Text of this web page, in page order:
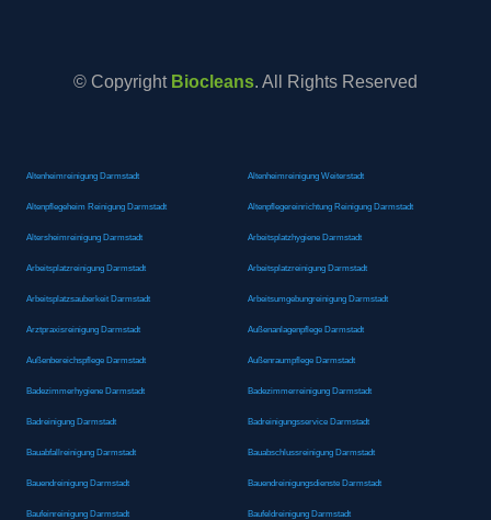
© Copyright Biocleans. All Rights Reserved
Altenheimreinigung Darmstadt Altenheimreinigung Weiterstadt
Altenpflegeheim Reinigung Darmstadt Altenpflegereinrichtung Reinigung Darmstadt
Altersheimreinigung Darmstadt Arbeitsplatzhygiene Darmstadt
Arbeitsplatzreinigung Darmstadt Arbeitsplatzreinigung Darmstadt
Arbeitsplatzsauberkeit Darmstadt Arbeitsumgebungreinigung Darmstadt
Arztpraxisreinigung Darmstadt Außenanlagenpflege Darmstadt
Außenbereichspflege Darmstadt Außenraumpflege Darmstadt
Badezimmerhygiene Darmstadt Badezimmerreinigung Darmstadt
Badreinigung Darmstadt Badreinigungsservice Darmstadt
Bauabfallreinigung Darmstadt Bauabschlussreinigung Darmstadt
Bauendreinigung Darmstadt Bauendreinigungsdienste Darmstadt
Baufeinreinigung Darmstadt Baufeldreinigung Darmstadt